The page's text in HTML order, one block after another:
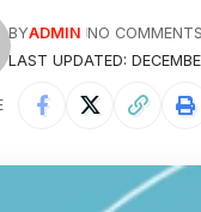
LAST UPDATED:
BYADMIN NO COMMENTS